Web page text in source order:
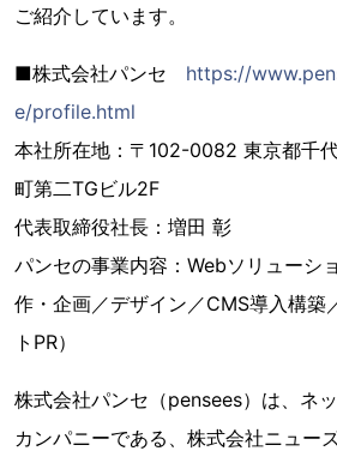
ご紹介しています。
■株式会社パンセ https://
e/profile.html
本社所在地：〒102-0082 東京都千
町第二TGビル2F
代表取締役社長：増田 彰
パンセの事業内容：Webソリューシ
作・企画／デザイン／CMS導入構築
トPR）
株式会社パンセ（pensees）は、ネ
カンパニーである、株式会社ニュー